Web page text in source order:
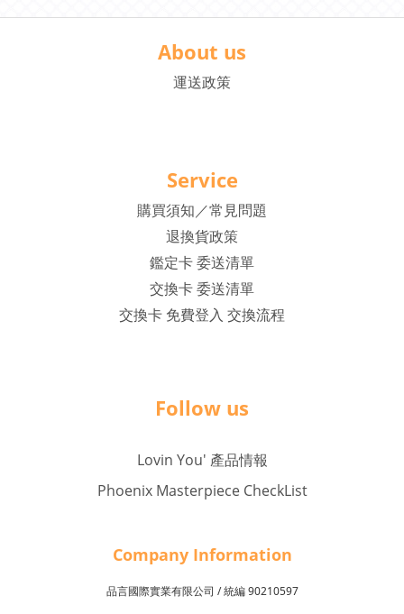
About us
運送政策
Service
購買須知／常見問題
退換貨政策
鑑定卡 委送清單
交換卡 委送清單
交換卡 免費登入 交換流程
Follow us
Lovin You' 產品情報
Phoenix Masterpiece CheckList
Company Information
品言國際實業有限公司 /統編90210597